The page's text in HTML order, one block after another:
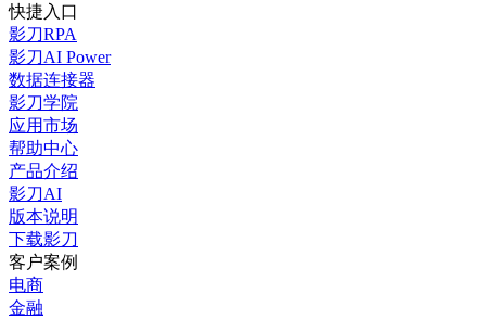
快捷入口
影刀RPA
影刀AI Power
数据连接器
影刀学院
应用市场
帮助中心
产品介绍
影刀AI
版本说明
下载影刀
客户案例
电商
金融